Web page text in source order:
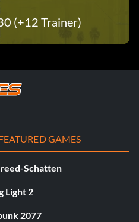
(+12 Trainer)
GAMES
Schatten
Light 2
2077